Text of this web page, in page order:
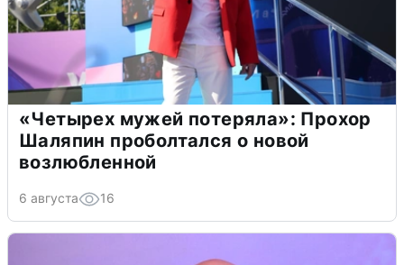
«Четырех мужей потеряла»: Прохор
Шаляпин проболтался о новой
возлюбленной
6 августа 16